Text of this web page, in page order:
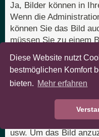
Diese Website nutzt
bestmöglichen Komfort
bieten. Mehr erfahren
Ja, Bilder können in
Wenn die
können Sie das Bild
müssen Sie zu einem
http://www.domain.tld/
Bilder verlinken, die
befinden (außer es ist
Server), noch zu
Anmeldung verfügbar
Mailboxen, mit einem
usw. Um das Bild